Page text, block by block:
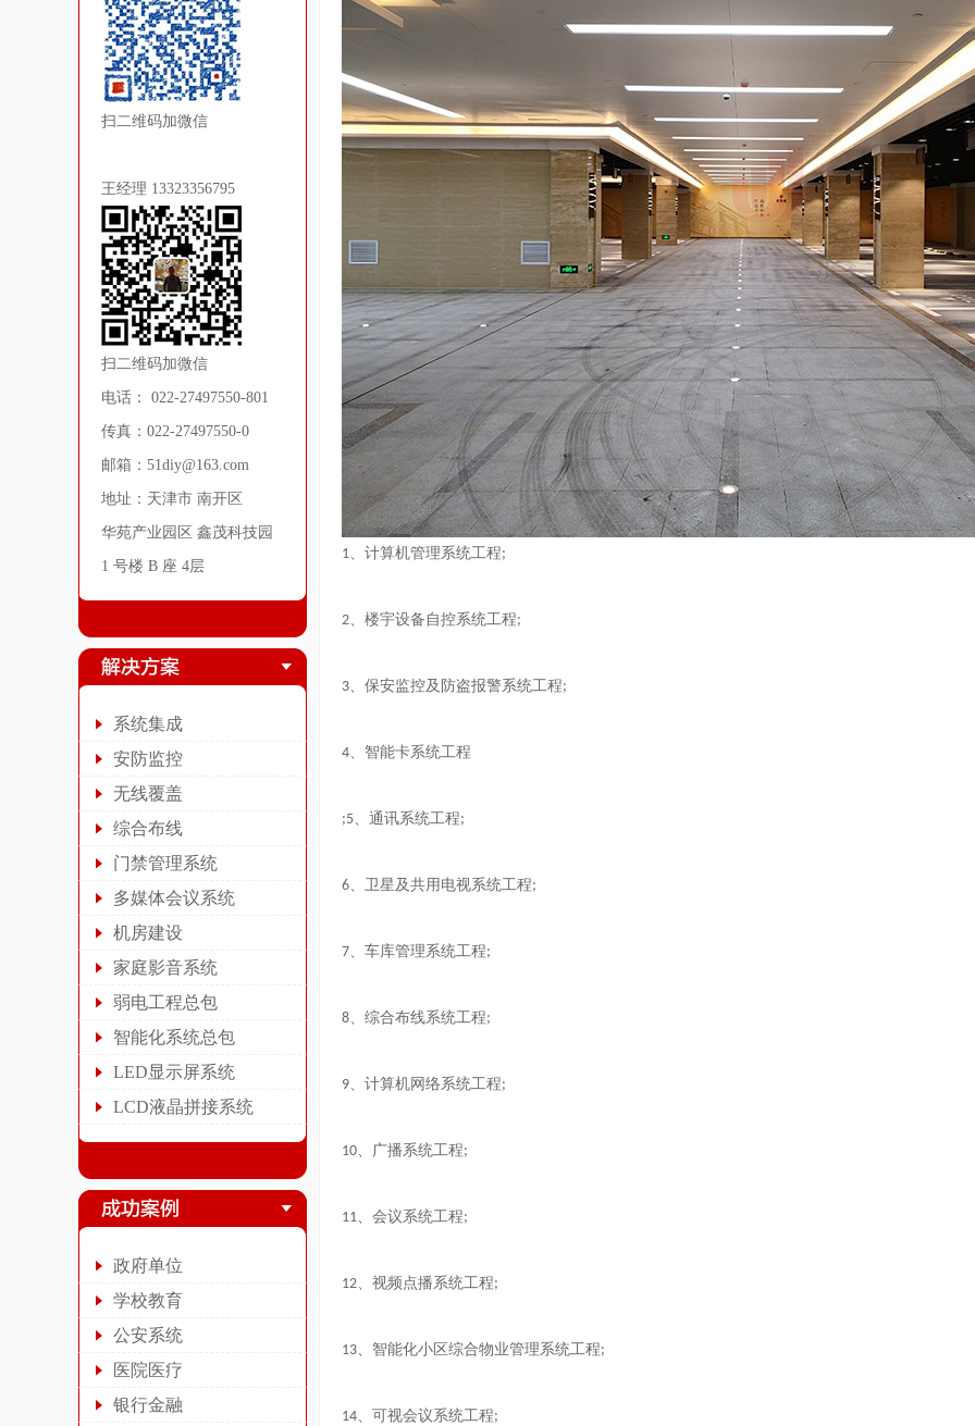
扫二维码加微信
王经理 13323356795
扫二维码加微信
电话： 022-27497550-801
传真：022-27497550-0
邮箱：51diy@163.com
地址：天津市 南开区
华苑产业园区 鑫茂科技园
1 号楼 B 座 4层
系统集成
安防监控
无线覆盖
综合布线
门禁管理系统
多媒体会议系统
机房建设
家庭影音系统
弱电工程总包
智能化系统总包
LED显示屏系统
LCD液晶拼接系统
政府单位
学校教育
公安系统
医院医疗
银行金融
1、计算机管理系统工程;
2、楼宇设备自控系统工程;
3、保安监控及防盗报警系统工程;
4、智能卡系统工程
;5、通讯系统工程;
6、卫星及共用电视系统工程;
7、车库管理系统工程;
8、综合布线系统工程;
9、计算机网络系统工程;
10、广播系统工程;
11、会议系统工程;
12、视频点播系统工程;
13、智能化小区综合物业管理系统工程;
14、可视会议系统工程;